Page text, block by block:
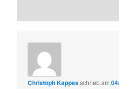
Christoph Kappesschriebam